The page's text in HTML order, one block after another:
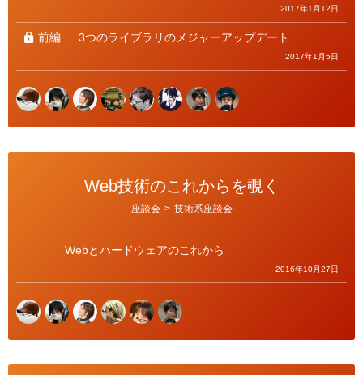
2017年1月12日
前編 3つのライブラリのメジャーアップデート
2017年1月5日
Web技術のこれからを覗く
リ
座談会 > 技術系座談会
Webとハードウェアのこれから
2016年10月27日